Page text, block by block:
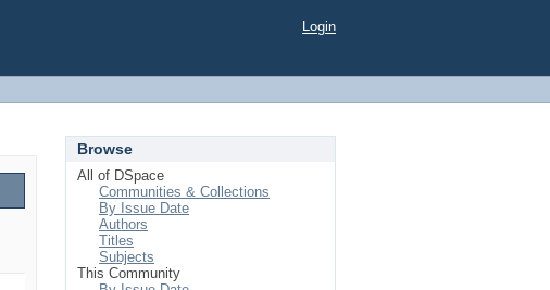
Login
Browse
All of DSpace
Communities & Collections
By Issue Date
Authors
Titles
Subjects
This Community